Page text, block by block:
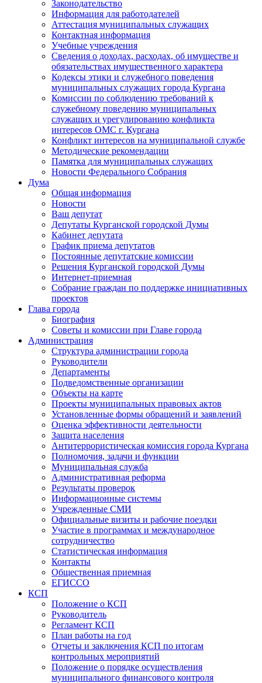
Законодательство
Информация для работодателей
Аттестация муниципальных служащих
Контактная информация
Учебные учреждения
Сведения о доходах, расходах, об имуществе и
обязательствах имущественного характера
Кодексы этики и служебного поведения
муниципальных служащих города Кургана
Комиссии по соблюдению требований к
служебному поведению муниципальных
служащих и урегулированию конфликта
интересов ОМС г. Кургана
Конфликт интересов на муниципальной службе
Методические рекомендации
Памятка для муниципальных служащих
Новости Федерального Cобрания
Дума
Общая информация
Новости
Ваш депутат
Депутаты Курганской городской Думы
Кабинет депутата
График приема депутатов
Постоянные депутатские комиссии
Решения Курганской городской Думы
Интернет-приемная
Собрание граждан по поддержке инициативных
проектов
Глава города
Биография
Советы и комиссии при Главе города
Администрация
Структура администрации города
Руководители
Департаменты
Подведомственные организации
Объекты на карте
Проекты муниципальных правовых актов
Установленные формы обращений и заявлений
Оценка эффективности деятельности
Защита населения
Антитеррористическая комиссия города Кургана
Полномочия, задачи и функции
Муниципальная служба
Административная реформа
Результаты проверок
Информационные системы
Учрежденные СМИ
Официальные визиты и рабочие поездки
Участие в программах и международное
сотрудничество
Статистическая информация
Контакты
Общественная приемная
ЕГИССО
КСП
Положение о КСП
Руководитель
Регламент КСП
План работы на год
Отчеты и заключения КСП по итогам
контрольных мероприятий
Положение о порядке осуществления
муниципального финансового контроля